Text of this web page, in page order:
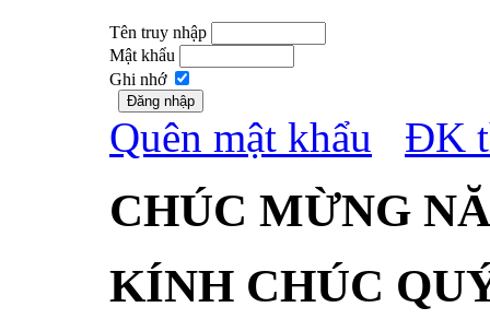
Tên truy nhập
Mật khẩu
Ghi nhớ
Quên mật khẩu ĐK
CHÚC MỪNG
KÍNH CHÚC